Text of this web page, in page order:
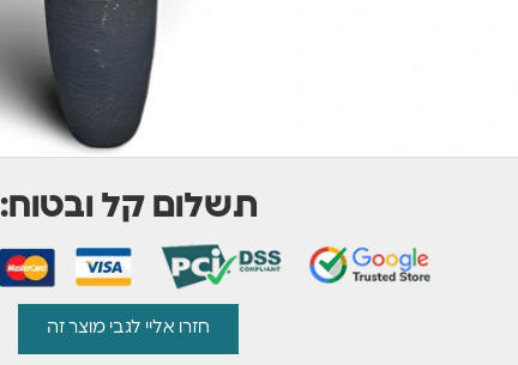
תשלום קל ובטוח:
חזרו אליי לגבי מוצר זה